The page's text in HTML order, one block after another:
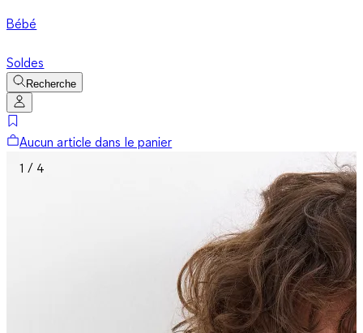
Bébé
Soldes
Recherche
Aucun article dans le panier
1 / 4